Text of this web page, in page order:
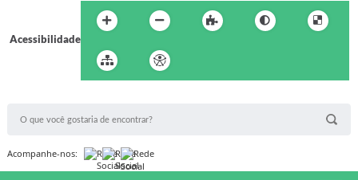
Acessibilidade
Acompanhe-nos: